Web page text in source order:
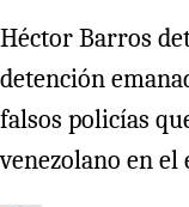
Héctor Barros
detención
falsos policías
venezolano en